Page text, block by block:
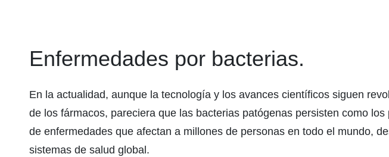
Enfermedades por bacterias.
En la actualidad, aunque la tecnología y los avances científicos siguen
de los fármacos, pareciera que las bacterias patógenas persisten como
de enfermedades que afectan a millones de personas en todo el mundo,
sistemas de salud global.